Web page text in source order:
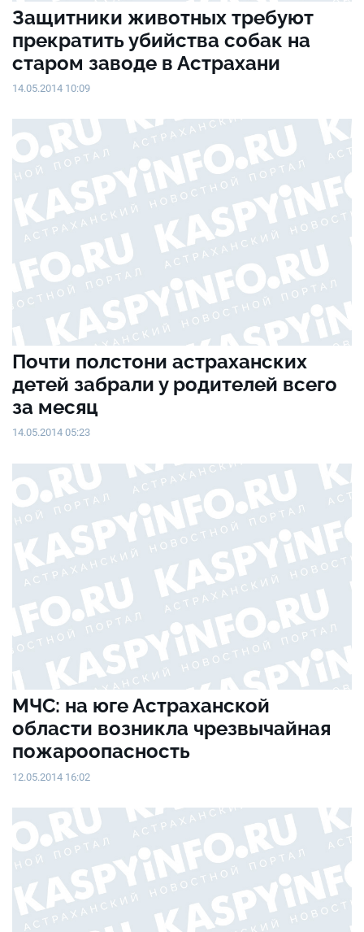
Защитники животных требуют
прекратить убийства собак на
старом заводе в Астрахани
14.05.2014 10:09
Почти полстони астраханских
детей забрали у родителей всего
за месяц
14.05.2014 05:23
МЧС: на юге Астраханской
области возникла чрезвычайная
пожароопасность
12.05.2014 16:02